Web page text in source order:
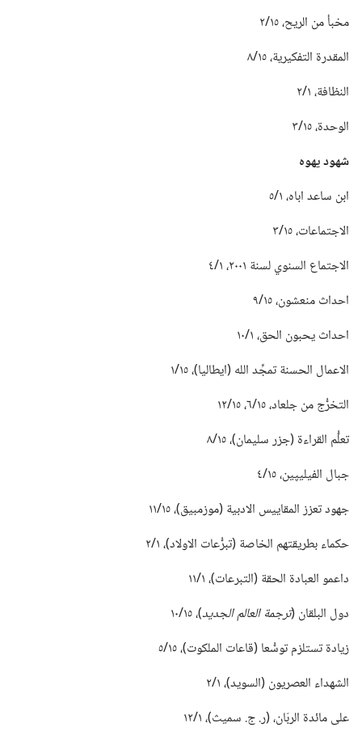
مخبأ من الريح،‏ ١٥/‏٢
المقدرة التفكيرية،‏ ١٥/‏٨
النظافة،‏ ١/‏٢
الوحدة،‏ ١٥/‏٣
شهود يهوه
ابن ساعد اباه،‏ ١/‏٥
الاجتماعات،‏ ١٥/‏٣
الاجتماع السنوي لسنة ٢٠٠١،‏ ١/‏٤
احداث منعشون،‏ ١٥/‏٩
احداث يحبون الحق،‏ ١/‏١٠
الاعمال الحسنة تمجِّد الله (‏ايطاليا)‏،‏ ١٥/‏١
التخرُّج من جلعاد،‏ ١٥/‏٦،‏ ١٥/‏١٢
تعلُّم القراءة (‏جزر سليمان)‏،‏ ١٥/‏٨
جبال الفيليپين،‏ ١٥/‏٤
جهود تعزز المقاييس الادبية (‏موزمبيق)‏،‏ ١٥/‏١١
حكماء بطريقتهم الخاصة (‏تبرُّعات الاولاد)‏،‏ ١/‏٢
داعمو العبادة الحقة (‏التبرعات)‏،‏ ١/‏١١
دول البلقان (‏ترجمة العالم الجديد‏)‏،‏ ١٥/‏١٠
زيادة تستلزم توسُّعا (‏قاعات الملكوت)‏،‏ ١٥/‏٥
الشهداء العصريون (‏السويد)‏،‏ ١/‏٢
على مائدة الربّان،‏ (‏ر.‏ ج.‏ سميث)‏،‏ ١/‏١٢